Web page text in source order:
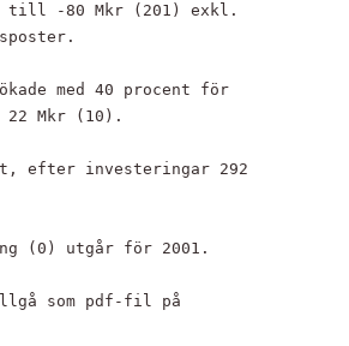
till -80 Mkr (201) exkl.
med 40 procent för
Mkr (10).
efter investeringar 292
(0) utgår för 2001.
som pdf-fil på